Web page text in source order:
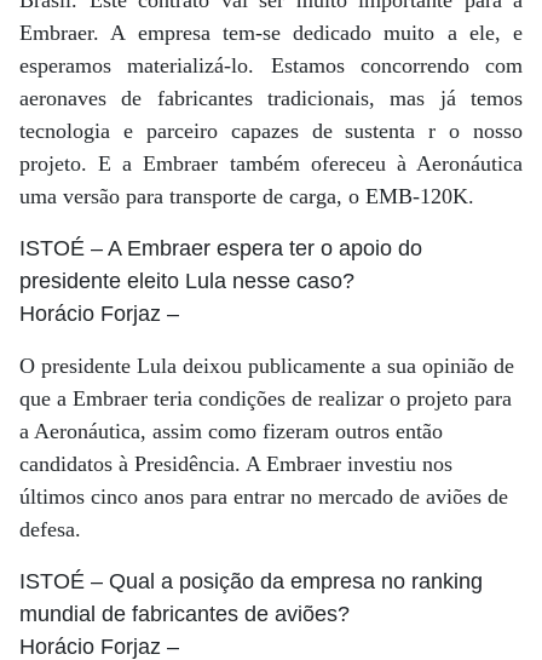
Embraer. A empresa tem-se dedicado muito a ele, e
esperamos materializá-lo. Estamos concorrendo com
aeronaves de fabricantes tradicionais, mas já temos
tecnologia e parceiro capazes de sustenta r o nosso
projeto. E a Embraer também ofereceu à Aeronáutica
uma versão para transporte de carga, o EMB-120K.
ISTOÉ – A Embraer espera ter o apoio do
presidente eleito Lula nesse caso?
Horácio Forjaz –
O presidente Lula deixou publicamente a sua opinião de
que a Embraer teria condições de realizar o projeto para
a Aeronáutica, assim como fizeram outros então
candidatos à Presidência. A Embraer investiu nos
últimos cinco anos para entrar no mercado de aviões de
defesa.
ISTOÉ – Qual a posição da empresa no ranking
mundial de fabricantes de aviões?
Horácio Forjaz –